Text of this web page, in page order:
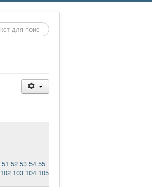
51 52 53 54 55
102 103 104 105